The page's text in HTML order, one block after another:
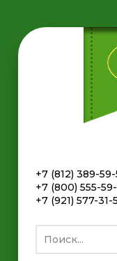
+7 (812) 389-59-
+7 (800) 555-59-
+7 (921) 577-31-